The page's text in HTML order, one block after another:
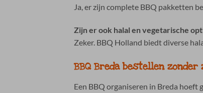
Ja, er zijn complete BBQ pakketten
Zijn er ook halal en vegetarische
Zeker. BBQ Holland biedt diverse
BBQ Breda bestellen zonder
Een BBQ organiseren in Breda